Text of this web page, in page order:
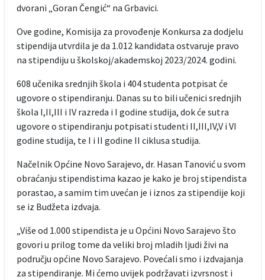
dvorani „Goran Čengić“ na Grbavici.
Ove godine, Komisija za provođenje Konkursa za dodjelu
stipendija utvrdila je da 1.012 kandidata ostvaruje pravo
na stipendiju u školskoj/akademskoj 2023/2024. godini.
608 učenika srednjih škola i 404 studenta potpisat će
ugovore o stipendiranju. Danas su to bili učenici srednjih
škola I,II,III i IV razreda i I godine studija, dok će sutra
ugovore o stipendiranju potpisati studenti II,III,IV,V i VI
godine studija, te I i II godine II ciklusa studija.
Načelnik Općine Novo Sarajevo, dr. Hasan Tanović u svom
obraćanju stipendistima kazao je kako je broj stipendista
porastao, a samim tim uvećan je i iznos za stipendije koji
se iz Budžeta izdvaja.
„Više od 1.000 stipendista je u Općini Novo Sarajevo što
govori u prilog tome da veliki broj mladih ljudi živi na
području općine Novo Sarajevo. Povećali smo i izdvajanja
za stipendiranje. Mi ćemo uvijek podržavati izvrsnost i